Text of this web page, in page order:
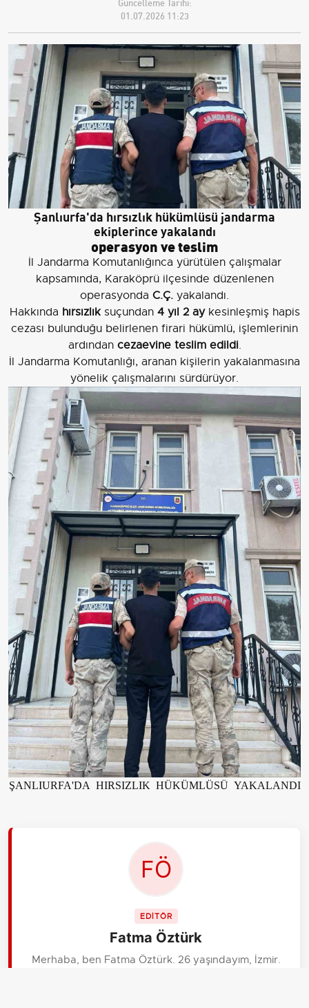
01.07.2026 11:23
Şanlıurfa'da hırsızlık hükümlüsü jandarma
ekiplerince yakalandı
operasyon ve teslim
İl Jandarma Komutanlığınca yürütülen çalışmalar
kapsamında, Karaköprü ilçesinde düzenlenen
operasyonda C.Ç. yakalandı.
Hakkında hırsızlıksuçundan 4 yıl 2 aykesinleşmiş hapis
cezası bulunduğu belirlenen firari hükümlü, işlemlerinin
ardından cezaevine teslim edildi.
İl Jandarma Komutanlığı, aranan kişilerin yakalanmasına
yönelik çalışmalarını sürdürüyor.
ŞANLIURFA'DA HIRSIZLIK HÜKÜMLÜSÜ YAKALANDI
EDİTÖR
Fatma Öztürk
Merhaba, ben Fatma Öztürk. 26 yaşındayım, İzmir.